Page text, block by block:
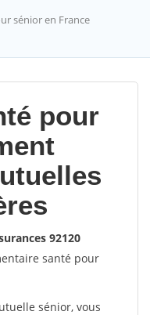
sénior en France
pour
92120
santé pour
sénior, vous